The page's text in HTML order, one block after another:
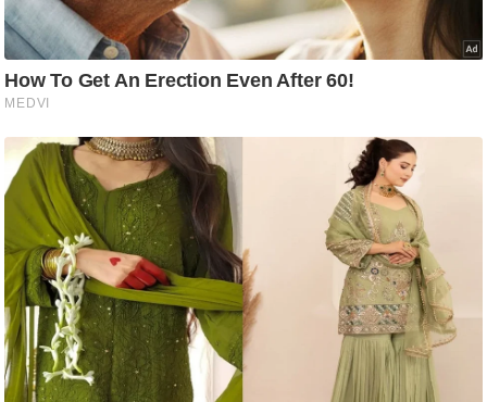
फि
ट
ने
स
त्रा
रि
ले
श
न
शि
प
रा
ज